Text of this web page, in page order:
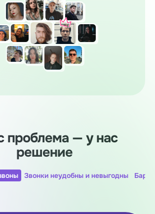
проблема — у нас
решение
Звонки неудобны и невыгодны